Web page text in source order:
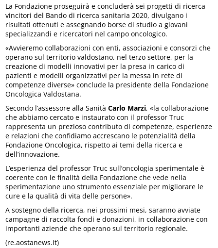
La Fondazione proseguirà e concluderà sei progetti di ricerca
vincitori del Bando di ricerca sanitaria 2020, divulgano i
risultati ottenuti e assegnando borse di studio a giovani
specializzandi e ricercatori nel campo oncologico.
«Avvieremo collaborazioni con enti, associazioni e consorzi che
operano sul territorio valdostano, nel terzo settore, per la
creazione di modelli innovativi per la presa in carico di
pazienti e modelli organizzativi per la messa in rete di
competenze diverse» conclude la presidente della Fondazione
Oncologica Valdostana.
Secondo l’assessore alla Sanità Carlo Marzi, «la collaborazione
che abbiamo cercato e instaurato con il professor Truc
rappresenta un prezioso contributo di competenze, esperienze
e relazioni che confidiamo accrescano le potenzialità della
Fondazione Oncologica, rispetto ai temi della ricerca e
dell’innovazione.
L’esperienza del professor Truc sull’oncologia sperimentale è
coerente con le finalità della Fondazione che vede nella
sperimentazione uno strumento essenziale per migliorare le
cure e la qualità di vita delle persone».
A sostegno della ricerca, nei prossimi mesi, saranno avviate
campagne di raccolta fondi e donazioni, in collaborazione con
importanti aziende che operano sul territorio regionale.
(re.aostanews.it)